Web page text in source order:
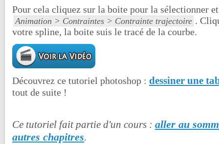
Pour cela cliquez sur la boite pour la sélectionner
Animation > Contraintes > Contrainte trajectoire .
votre spline, la boite suis le tracé de la courbe.
Découvrez ce tutoriel photoshop : dessiner une
tout de suite !
Ce tutoriel fait partie d'un cours : aller au
autres chapitres.